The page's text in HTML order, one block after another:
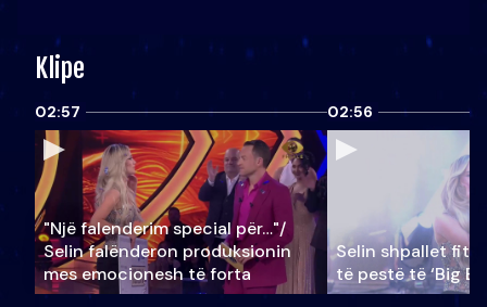
Klipe
02:57
"Një falenderim special për…"/
Selin falënderon produksionin
mes emocionesh të forta
02:56
Selin shpallet
të pestë të ‘Big